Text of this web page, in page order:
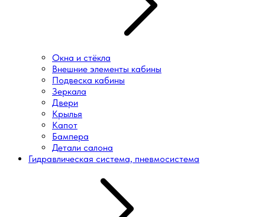
Окна и стёкла
Внешние элементы кабины
Подвеска кабины
Зеркала
Двери
Крылья
Капот
Бампера
Детали салона
Гидравлическая система, пневмосистема